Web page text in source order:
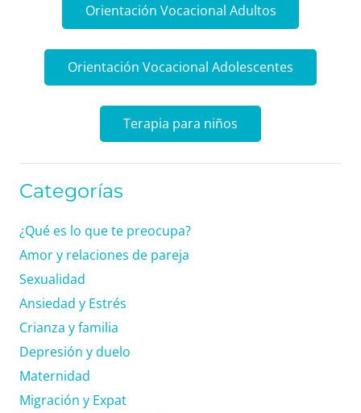
Orientación Vocacional Adultos
Orientación Vocacional Adolescentes
Terapia para niños
Categorías
¿Qué es lo que te preocupa?
Amor y relaciones de pareja
Sexualidad
Ansiedad y Estrés
Crianza y familia
Depresión y duelo
Maternidad
Migración y Expat